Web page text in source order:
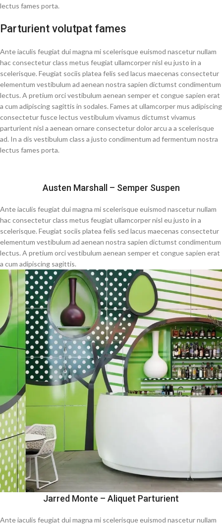
lectus fames porta.
Parturient volutpat fames
Ante iaculis feugiat dui magna mi scelerisque euismod nascetur nullam
hac consectetur class metus feugiat ullamcorper nisl eu justo in a
scelerisque. Feugiat sociis platea felis sed lacus maecenas consectetur
elementum vestibulum ad aenean nostra sapien dictumst condimentum
lectus. A pretium orci vestibulum aenean semper et congue sapien erat
a cum adipiscing sagittis in sodales. Fames at ullamcorper mus adipiscing
consectetur fusce lectus vestibulum vivamus dictumst vivamus
parturient nisl a aenean ornare consectetur dolor arcu a a scelerisque
ad. In a dis vestibulum class a justo condimentum ad fermentum nostra
lectus fames porta.
Austen Marshall – Semper Suspen
Ante iaculis feugiat dui magna mi scelerisque euismod nascetur nullam
hac consectetur class metus feugiat ullamcorper nisl eu justo in a
scelerisque. Feugiat sociis platea felis sed lacus maecenas consectetur
elementum vestibulum ad aenean nostra sapien dictumst condimentum
lectus. A pretium orci vestibulum aenean semper et congue sapien erat
a cum adipiscing sagittis.
Jarred Monte – Aliquet Parturient
Ante iaculis feugiat dui magna mi scelerisque euismod nascetur nullam